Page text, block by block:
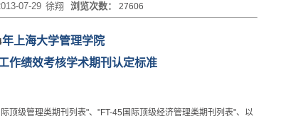
学院宣传
高级培训
07-29 徐翔 浏览次数： 27606
年上海大学管理学院
作绩效考核学术期刊认定标准
际顶级管理类期刊列表"、 "FT-45 国际顶级经济管理类期刊列表"、以